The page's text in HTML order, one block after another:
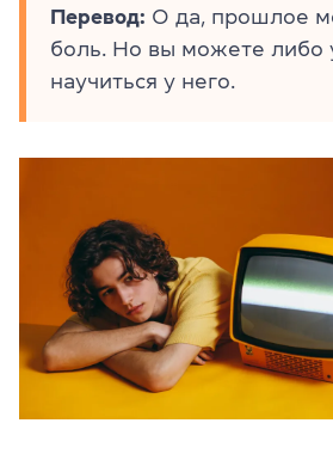
Перевод: О да, прошлое
боль. Но вы можете либо
научиться у него.